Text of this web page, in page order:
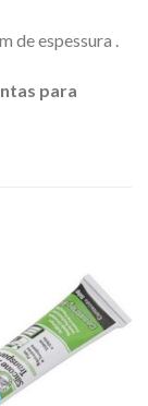
de espessura .
para